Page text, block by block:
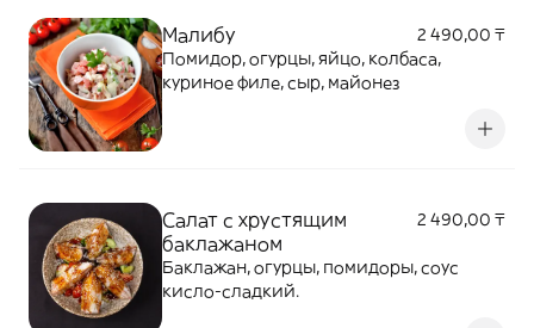
Малибу
2 490,00 ₸
Помидор, огурцы, яйцо, колбаса,
куриное филе, сыр, майонез
Салат с хрустящим
баклажаном
2 490,00 ₸
Баклажан, огурцы, помидоры, соус
кисло-сладкий.